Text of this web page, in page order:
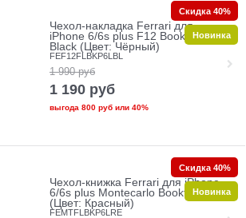
Чехол-накладка Ferrari для
iPhone 6/6s plus F12 Booktype
Black (Цвет: Чёрный)
FEF12FLBKP6LBL
1 990 руб
1 190 руб
выгода 800 рубили 40%
Скидка 40%
Новинка
Чехол-книжка Ferrari для iPhone
6/6s plus Montecarlo Booktype Red
(Цвет: Красный)
FEMTFLBKP6LRE
Скидка 40%
Новинка